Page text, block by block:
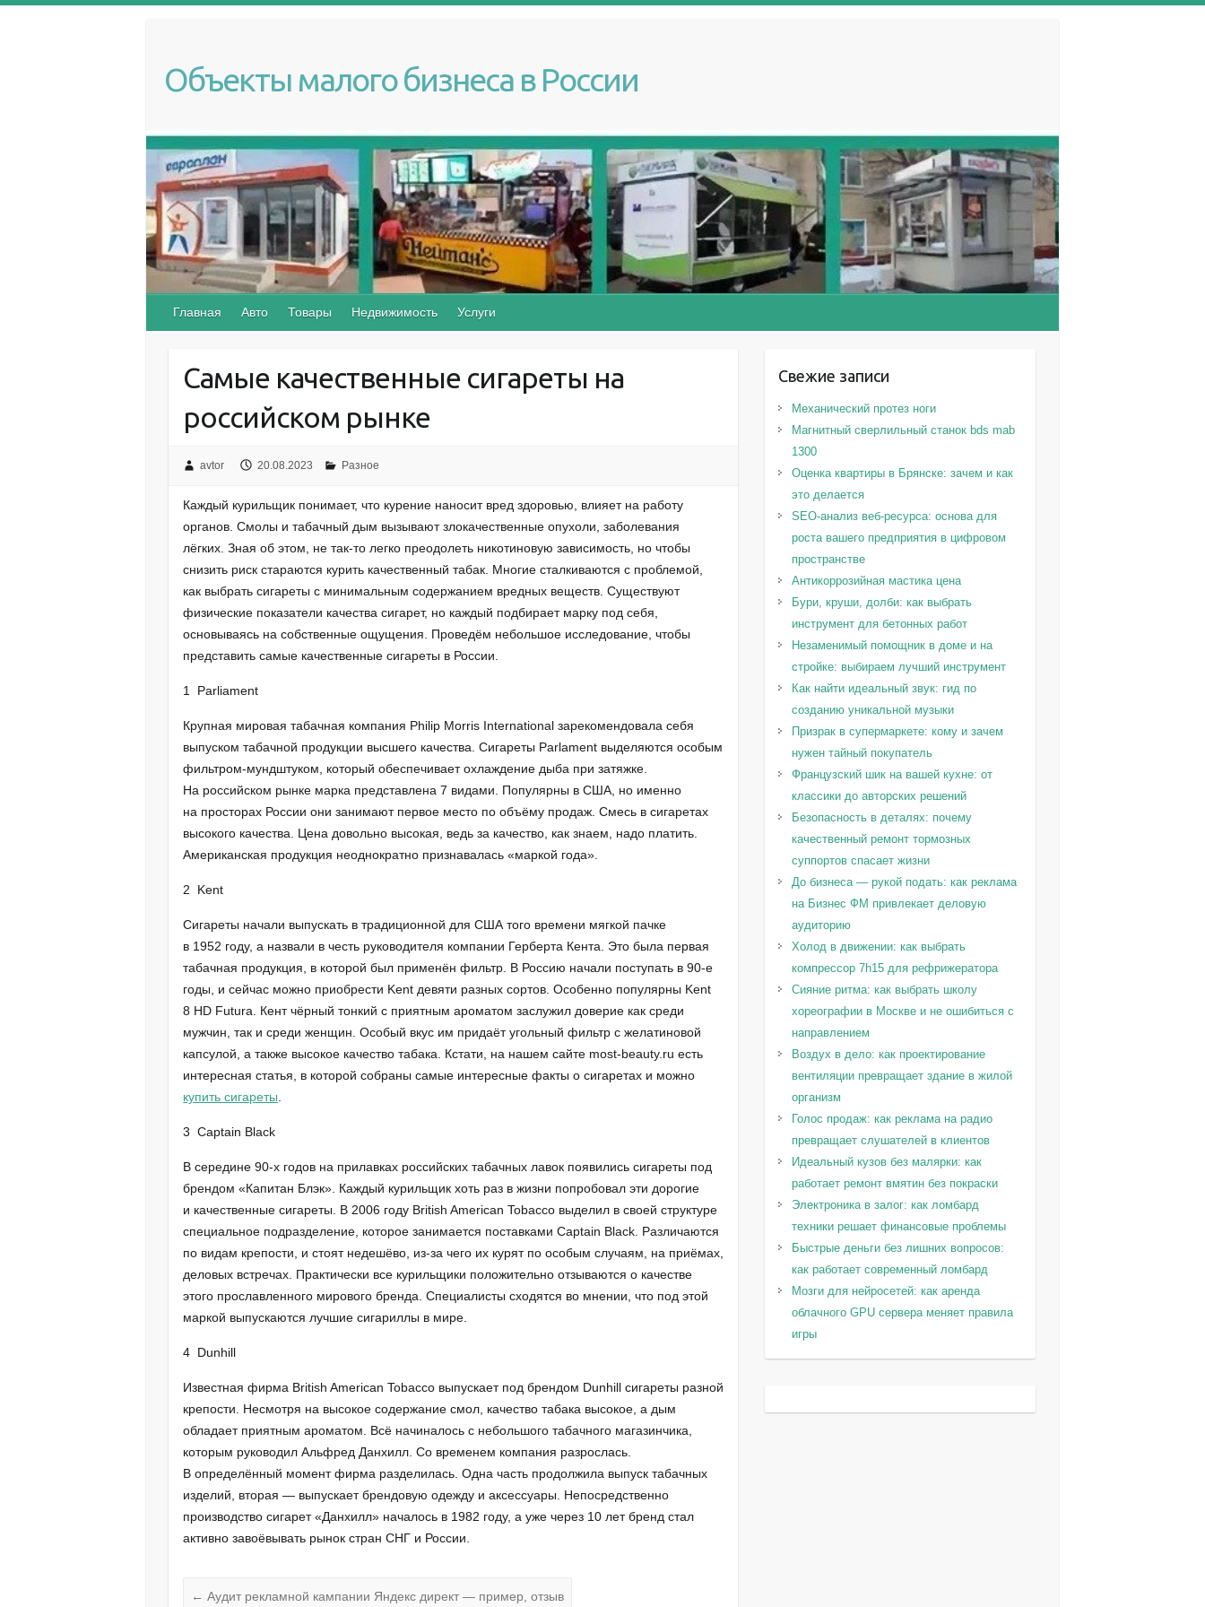
Объекты малого бизнеса в России
Главная Авто Товары Недвижимость Услуги
Самые качественные сигареты на
российском рынке
avtor 20.08.2023 Разное
Каждый курильщик понимает, что курение наносит вред здоровью, влияет на работу
органов. Смолы и табачный дым вызывают злокачественные опухоли, заболевания
лёгких. Зная об этом, не так-то легко преодолеть никотиновую зависимость, но чтобы
снизить риск стараются курить качественный табак. Многие сталкиваются с проблемой,
как выбрать сигареты с минимальным содержанием вредных веществ. Существуют
физические показатели качества сигарет, но каждый подбирает марку под себя,
основываясь на собственные ощущения. Проведём небольшое исследование, чтобы
представить самые качественные сигареты в России.
1 Parliament
Крупная мировая табачная компания Philip Morris International зарекомендовала себя
выпуском табачной продукции высшего качества. Сигареты Parlament выделяются особым
фильтром-мундштуком, который обеспечивает охлаждение дыба при затяжке.
На российском рынке марка представлена 7 видами. Популярны в США, но именно
на просторах России они занимают первое место по объёму продаж. Смесь в сигаретах
высокого качества. Цена довольно высокая, ведь за качество, как знаем, надо платить.
Американская продукция неоднократно признавалась «маркой года».
2 Kent
Сигареты начали выпускать в традиционной для США того времени мягкой пачке
в 1952 году, а назвали в честь руководителя компании Герберта Кента. Это была первая
табачная продукция, в которой был применён фильтр. В Россию начали поступать в 90-е
годы, и сейчас можно приобрести Kent девяти разных сортов. Особенно популярны Kent
8 HD Futura. Кент чёрный тонкий с приятным ароматом заслужил доверие как среди
мужчин, так и среди женщин. Особый вкус им придаёт угольный фильтр с желатиновой
капсулой, а также высокое качество табака. Кстати, на нашем сайте most-beauty.ru есть
интересная статья, в которой собраны самые интересные факты о сигаретах и можно
купить сигареты.
3 Captain Black
В середине 90-х годов на прилавках российских табачных лавок появились сигареты под
брендом «Капитан Блэк». Каждый курильщик хоть раз в жизни попробовал эти дорогие
и качественные сигареты. В 2006 году British American Tobacco выделил в своей структуре
специальное подразделение, которое занимается поставками Captain Black. Различаются
по видам крепости, и стоят недешёво, из-за чего их курят по особым случаям, на приёмах,
деловых встречах. Практически все курильщики положительно отзываются о качестве
этого прославленного мирового бренда. Специалисты сходятся во мнении, что под этой
маркой выпускаются лучшие сигариллы в мире.
4 Dunhill
Известная фирма British American Tobacco выпускает под брендом Dunhill сигареты разной
крепости. Несмотря на высокое содержание смол, качество табака высокое, а дым
обладает приятным ароматом. Всё начиналось с небольшого табачного магазинчика,
которым руководил Альфред Данхилл. Со временем компания разрослась.
В определённый момент фирма разделилась. Одна часть продолжила выпуск табачных
изделий, вторая — выпускает брендовую одежду и аксессуары. Непосредственно
производство сигарет «Данхилл» началось в 1982 году, а уже через 10 лет бренд стал
активно завоёвывать рынок стран СНГ и России.
← Аудит рекламной кампании Яндекс директ — пример, отзыв
Свежие записи
Механический протез ноги
Магнитный сверлильный станок bds mab
1300
Оценка квартиры в Брянске: зачем и как
это делается
SEO-анализ веб-ресурса: основа для
роста вашего предприятия в цифровом
пространстве
Антикоррозийная мастика цена
Бури, круши, долби: как выбрать
инструмент для бетонных работ
Незаменимый помощник в доме и на
стройке: выбираем лучший инструмент
Как найти идеальный звук: гид по
созданию уникальной музыки
Призрак в супермаркете: кому и зачем
нужен тайный покупатель
Французский шик на вашей кухне: от
классики до авторских решений
Безопасность в деталях: почему
качественный ремонт тормозных
суппортов спасает жизни
До бизнеса — рукой подать: как реклама
на Бизнес ФМ привлекает деловую
аудиторию
Холод в движении: как выбрать
компрессор 7h15 для рефрижератора
Сияние ритма: как выбрать школу
хореографии в Москве и не ошибиться с
направлением
Воздух в дело: как проектирование
вентиляции превращает здание в жилой
организм
Голос продаж: как реклама на радио
превращает слушателей в клиентов
Идеальный кузов без малярки: как
работает ремонт вмятин без покраски
Электроника в залог: как ломбард
техники решает финансовые проблемы
Быстрые деньги без лишних вопросов:
как работает современный ломбард
Мозги для нейросетей: как аренда
облачного GPU сервера меняет правила
игры